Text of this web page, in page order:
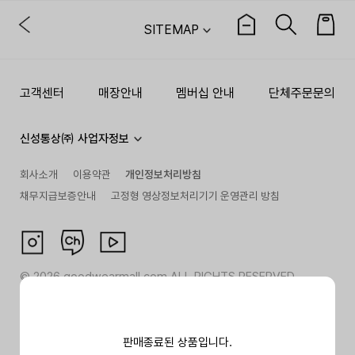
판매종료된 상품입니다.
SITEMAP
고객센터 매장안내 멤버십 안내 단체주문문의
신성통상㈜ 사업자정보
회사소개 이용약관
개인정보처리방침
채무지급보증안내
고정형 영상정보처리기기 운영관리 방침
©2026goodwearmall.com ALL RIGHTS RESERVED